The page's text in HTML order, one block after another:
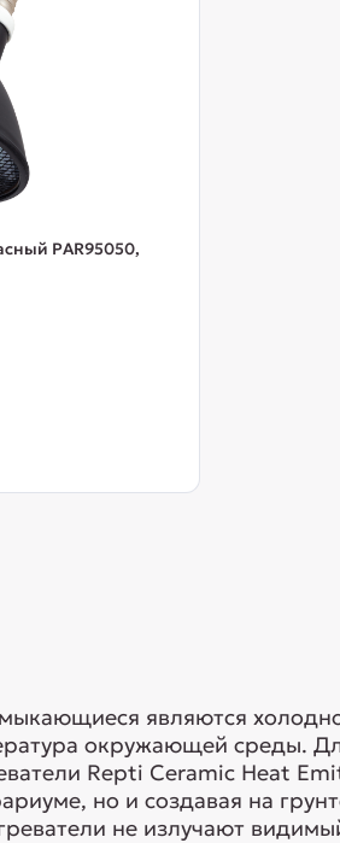
PAR95050,
являются
окружающей среды.
Repti Ceramic Heat
но и создавая на
не излучают